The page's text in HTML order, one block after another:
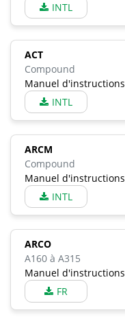
INTL
ACT
Compound
Manuel d'instructions
INTL
ARCM
Compound
Manuel d'instructions
INTL
ARCO
A160 à A315
Manuel d'instructions
FR